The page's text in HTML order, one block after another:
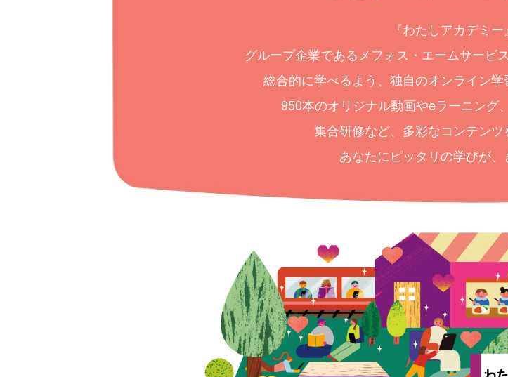
『わたしアカデミー
グループ企業であるメフォス・エームサービス
総合的に学べるよう、 独自のオンライン学
950本のオリジナル動画やeラーニング、
集合研修など、 多彩なコンテンツ
あなたにピッタリの学びが、